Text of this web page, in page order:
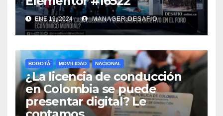
ENE 19, 2024 MANAGER.DESAFIO
BOGOTÁ MOVILIDAD NACIONAL
¿La licencia de conducción
en Colombia se puede
presentar digital? Le